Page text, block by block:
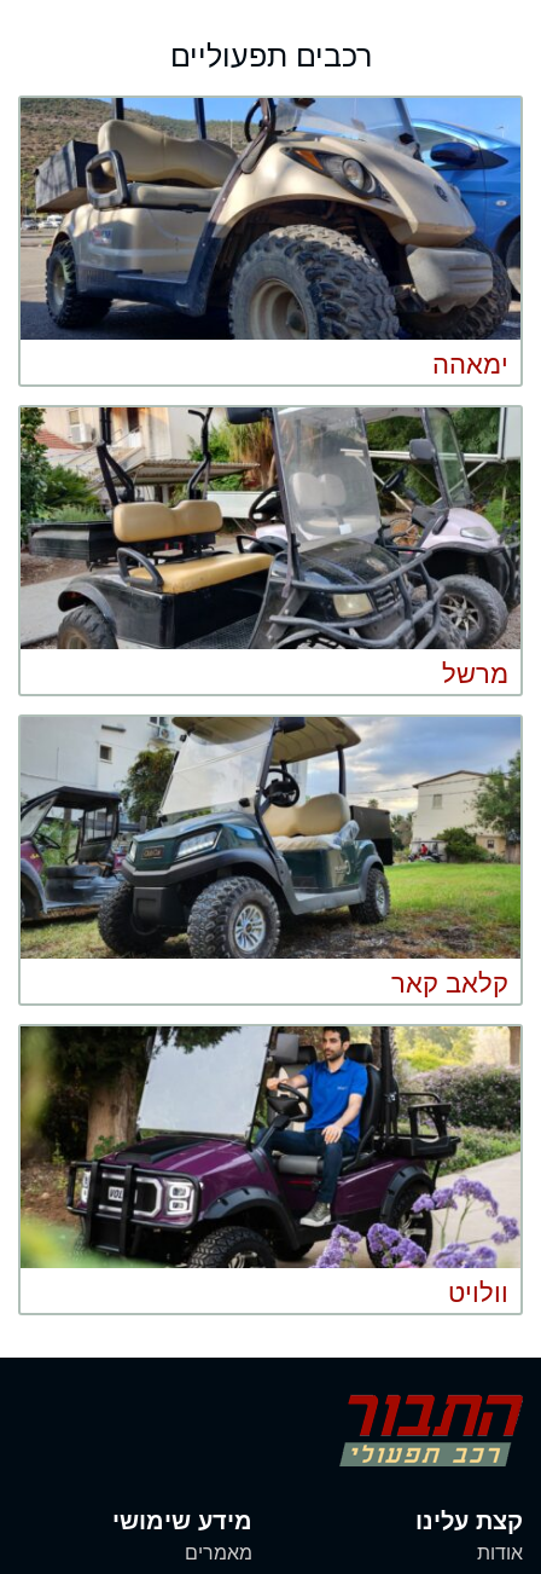
רכבים תפעוליים
ימאהה
מרשל
קלאב קאר
וולויט
קצת עלינו
אודות
מידע שימושי
מאמרים